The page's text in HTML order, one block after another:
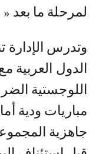
لمرحلة ما بعد «
وتدرس الإدارة
الدول العربية
اللوجستية
مباريات ودية
جاهزية